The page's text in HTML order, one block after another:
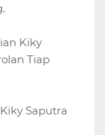
Kiky
Tiap
Saputra